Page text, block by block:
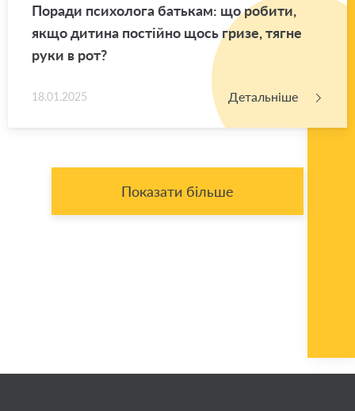
По­ра­ди пси­хо­ло­га ба­тькам: що ро­би­ти,
якщо ди­ти­на по­стій­но щось гризе, тягне
руки в рот?
18.01.2025 Детальніше
Показати більше